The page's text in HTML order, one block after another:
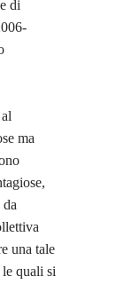
di
ma
una tale
le quali si